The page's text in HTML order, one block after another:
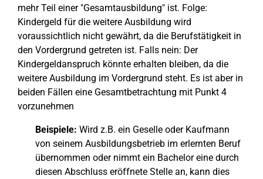
mehr Teil einer "Gesamtausbildung" ist. Folge:
Kindergeld für die weitere Ausbildung wird
voraussichtlich nicht gewährt, da die Berufstätigkeit in
den Vordergrund getreten ist. Falls nein: Der
Kindergeldanspruch könnte erhalten bleiben, da die
weitere Ausbildung im Vordergrund steht. Es ist aber in
beiden Fällen eine Gesamtbetrachtung mit Punkt 4
vorzunehmen
Beispiele: Wird z.B. ein Geselle oder Kaufmann
von seinem Ausbildungsbetrieb im erlernten Beruf
übernommen oder nimmt ein Bachelor eine durch
diesen Abschluss eröffnete Stelle an, kann dies